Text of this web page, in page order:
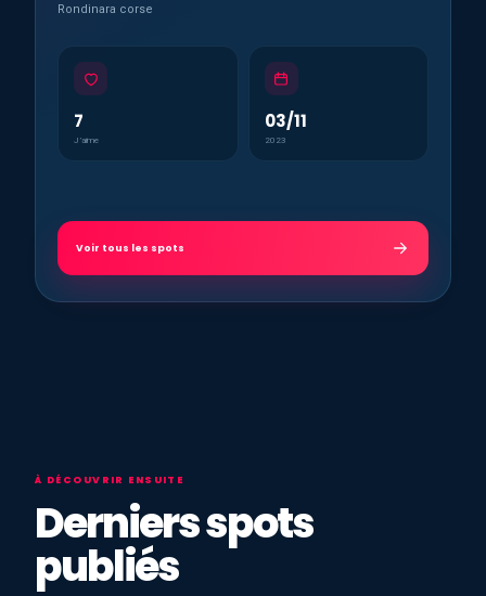
Rondinara corse
7
J’aime
03/11
2023
Voir tous les spots
À DÉCOUVRIR ENSUITE
Derniers spots
publiés